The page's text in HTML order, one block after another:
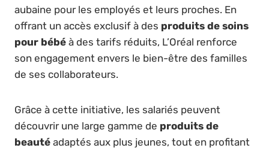
aubaine pour les employés et leurs proches. En
offrant un accès exclusif à des produits de soins
pour bébé à des tarifs réduits, L’Oréal renforce
son engagement envers le bien-être des familles
de ses collaborateurs.
Grâce à cette initiative, les salariés peuvent
découvrir une large gamme de produits de
beauté adaptés aux plus jeunes, tout en profitant